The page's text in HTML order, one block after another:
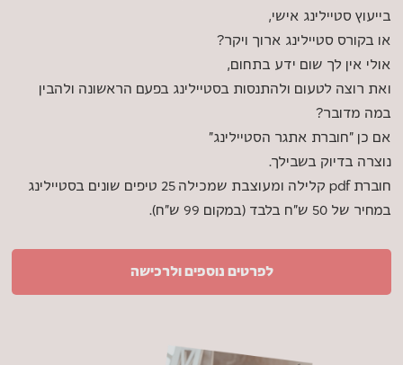
בייעוץ סטיילינג אישי,
או בקורס סטיילינג ארוך ויקר?
אולי אין לך שום ידע בתחום,
ואת רוצה לטעום ולהתנסות בסטיילינג בפעם הראשונה ולהבין
במה מדובר?
אם כן "חוברת אתגר הסטיילינג"
נוצרה בדיוק בשבילך.
חוברת pdf קלילה ומעוצבת שמכילה 25 טיפים שונים בסטיילינג
במחיר של 50 ש"ח בלבד (במקום 99 ש"ח).
לפרטים נוספים ולרכישה